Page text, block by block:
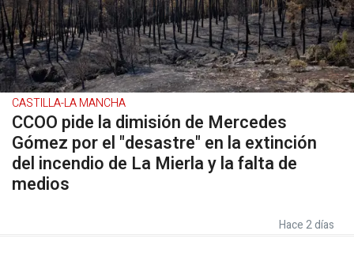
CASTILLA-LA MANCHA
CCOO pide la dimisión de Mercedes
Gómez por el "desastre" en la extinción
del incendio de La Mierla y la falta de
medios
Hace 2 días